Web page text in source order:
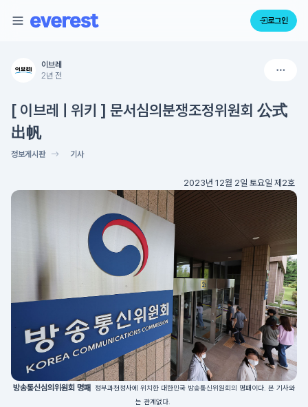
로그인
이브레
2년 전
[ 이브레 | 위키 ] 문서심의분쟁조정위원회 公式
出帆
정보게시판 기사
2023년 12월 2일 토요일 제2호
방송통신심의위원회 명패
정부과천청사에 위치한 대한민국 방송통신위원회의 명패이다. 본 기사와
는 관계없다.